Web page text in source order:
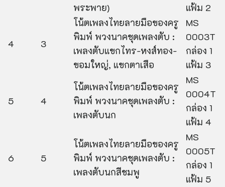
พระพาย)
แฟ้ม 2
4 3
โน้ตเพลงไทยลายมือของครู
พิมพ์ พวงนาคชุดเพลงตับ :
เพลงตับแขกไทร-หงส์ทอง-
ขอมใหญ่, แขกตาเสือ
MS
0003T
กล่อง 1
แฟ้ม 3
5 4
โน้ตเพลงไทยลายมือของครู
พิมพ์ พวงนาคชุดเพลงตับ :
เพลงตับนก
MS
0004T
กล่อง 1
แฟ้ม 4
6 5
โน้ตเพลงไทยลายมือของครู
พิมพ์ พวงนาคชุดเพลงตับ :
เพลงตับนกสีชมพู
MS
0005T
กล่อง 1
แฟ้ม 5